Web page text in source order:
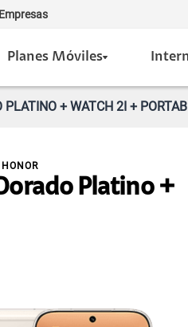
Empresas
Planes Móviles
PLATINO + WATCH 2I +
Platino +
HONOR